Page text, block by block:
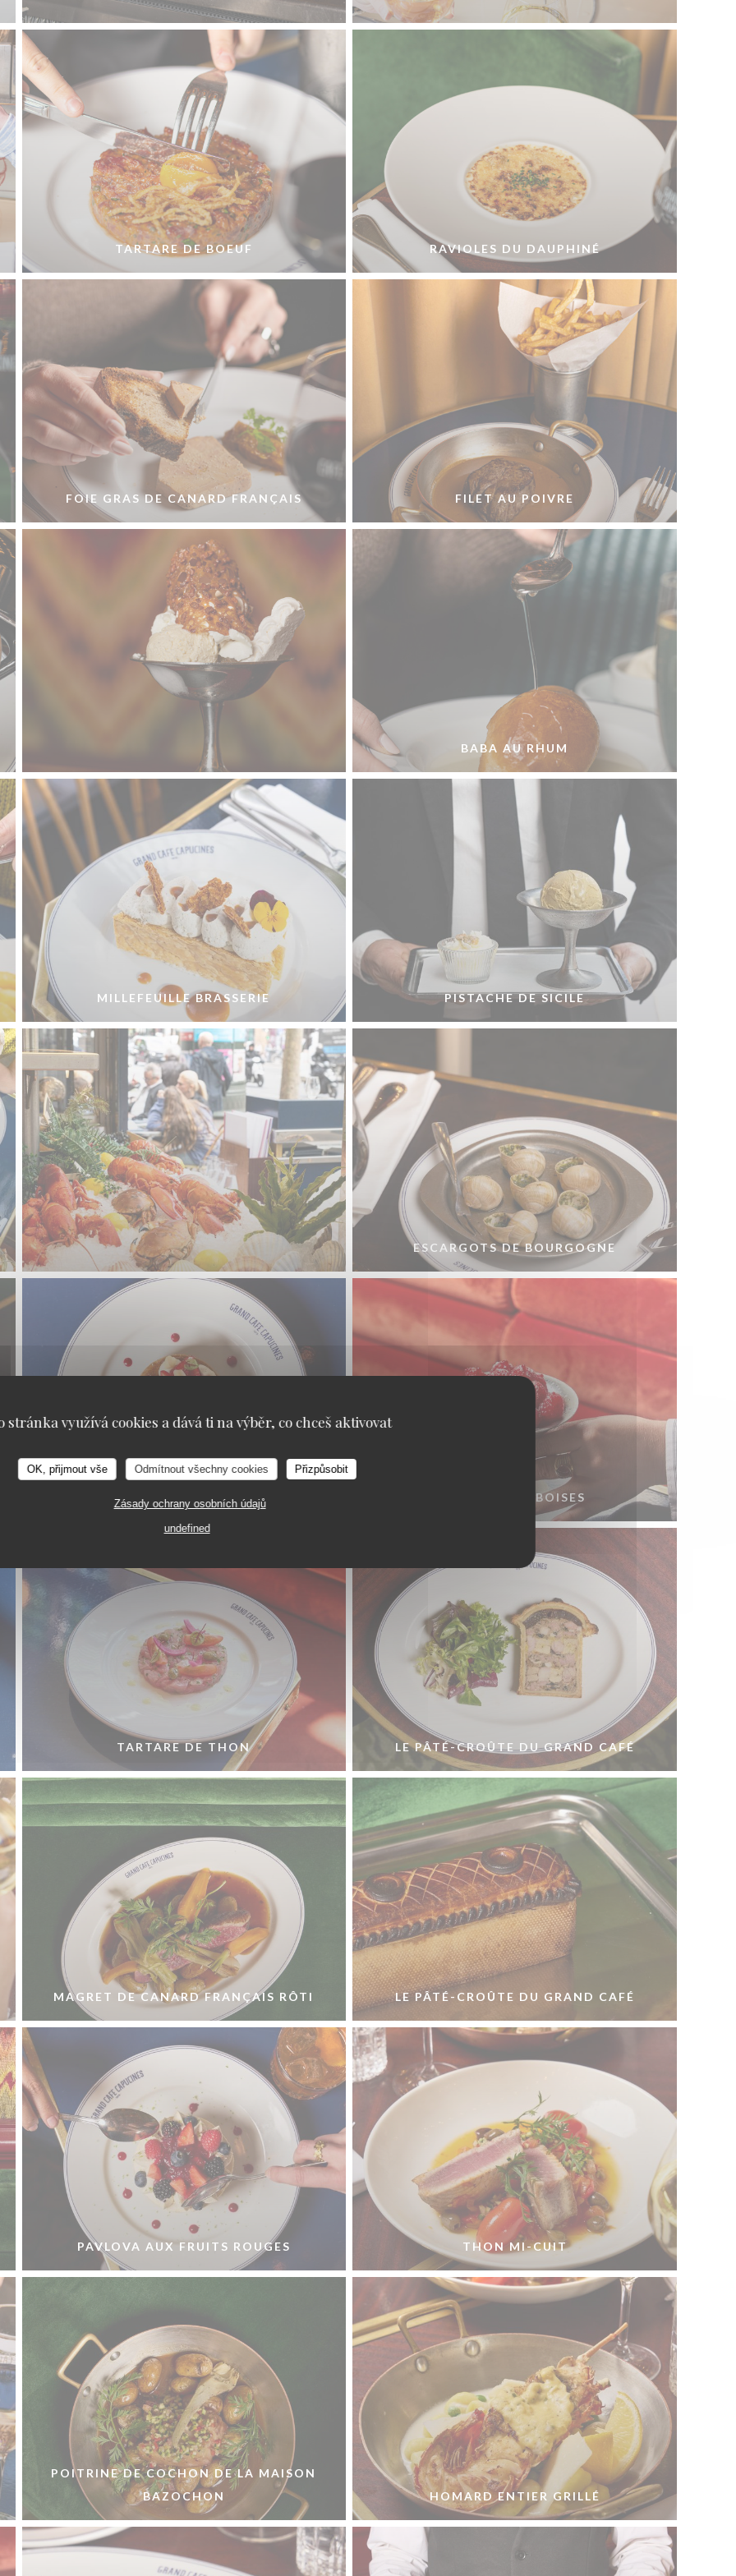
stránka využívá cookies a dává ti na výběr, co chceš aktivovat
OK, přijmout vše Odmítnout všechny cookies Přizpůsobit
Zásady ochrany osobních údajů
undefined
TARTARE DE BOEUF RAVIOLES DU DAUPHINÉ
FOIE GRAS DE CANARD FRANÇAIS FILET AU POIVRE
BABA AU RHUM
MILLEFEUILLE BRASSERIE PISTACHE DE SICILE
ESCARGOTS DE BOURGOGNE
TARTE AMANDINE AUX FRUITS DE SAISON COUPE FRAMBOISES
TARTARE DE THON LE PÂTÉ-CROÛTE DU GRAND CAFÉ
MAGRET DE CANARD FRANÇAIS RÔTI LE PÂTÉ-CROÛTE DU GRAND CAFÉ
PAVLOVA AUX FRUITS ROUGES THON MI-CUIT
POITRINE DE COCHON DE LA MAISON
BAZOCHON
HOMARD ENTIER GRILLÉ